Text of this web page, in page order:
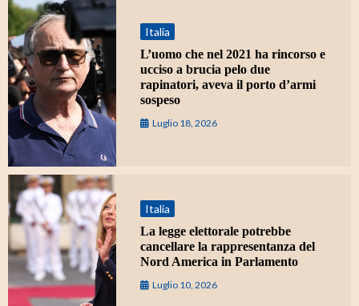
Italia
L’uomo che nel 2021 ha rincorso e
ucciso a brucia pelo due
rapinatori, aveva il porto d’armi
sospeso
Luglio 18, 2026
Italia
La legge elettorale potrebbe
cancellare la rappresentanza del
Nord America in Parlamento
Luglio 10, 2026